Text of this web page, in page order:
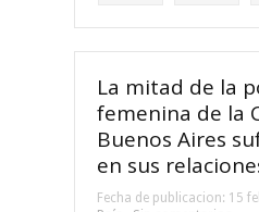
La mitad de la
femenina de la
Buenos Aires
en sus
Fecha de publicacion: 15